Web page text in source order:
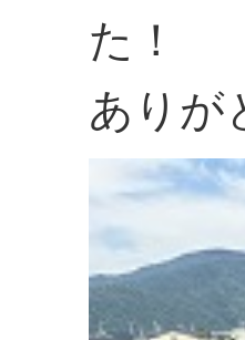
た！
ありが